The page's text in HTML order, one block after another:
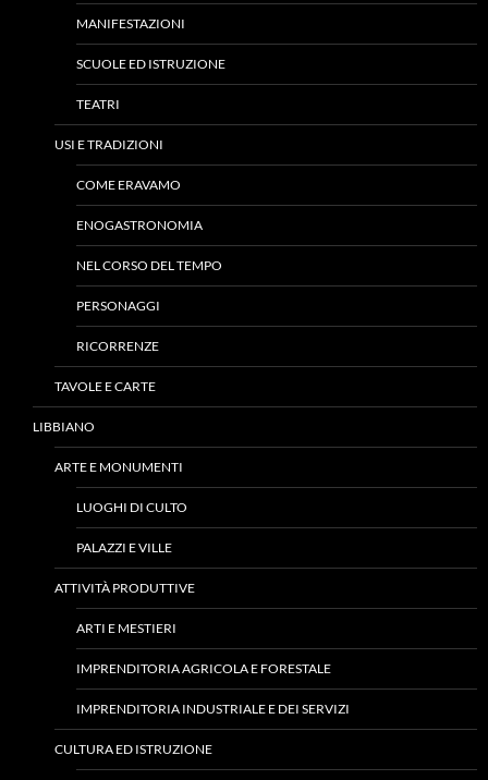
MANIFESTAZIONI
SCUOLE ED ISTRUZIONE
TEATRI
USI E TRADIZIONI
COME ERAVAMO
ENOGASTRONOMIA
NEL CORSO DEL TEMPO
PERSONAGGI
RICORRENZE
TAVOLE E CARTE
LIBBIANO
ARTE E MONUMENTI
LUOGHI DI CULTO
PALAZZI E VILLE
ATTIVITÀ PRODUTTIVE
ARTI E MESTIERI
IMPRENDITORIA AGRICOLA E FORESTALE
IMPRENDITORIA INDUSTRIALE E DEI SERVIZI
CULTURA ED ISTRUZIONE